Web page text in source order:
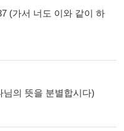
(가서 너도 이와 같이 하
님의 뜻을 분별합시다)